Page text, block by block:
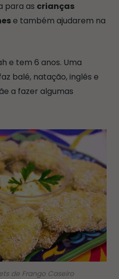
para as crianças
e também ajudarem na
e tem 6 anos. Uma
balé, natação, inglês e
a fazer algumas
de Frango Caseiro